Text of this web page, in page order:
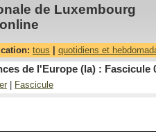
de Luxembourg
tous quotidiens et
de l'Europe (la) : Fascicule
Fascicule